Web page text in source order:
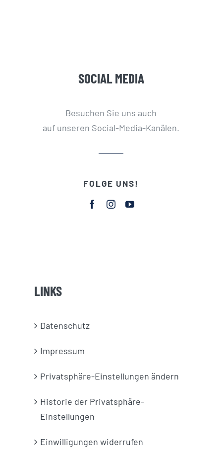
SOCIAL MEDIA
Besuchen Sie uns auch
auf unseren Social-Media-Kanälen.
FOLGE UNS!
LINKS
Datenschutz
Impressum
Privatsphäre-Einstellungen ändern
Historie der Privatsphäre-
Einstellungen
Einwilligungen widerrufen